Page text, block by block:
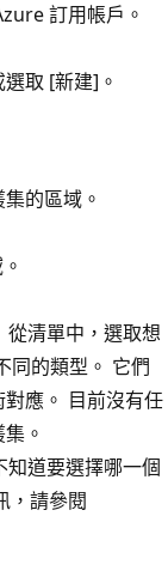
訂用帳戶。
取 [新建]。
的區域。
從清單中，選取想
同的類型。 它們
應。 目前沒有任
。
知道要選擇哪一個
，請參閱